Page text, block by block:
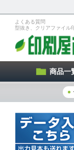
よくある質問
型抜き、クリアファイル
商品一